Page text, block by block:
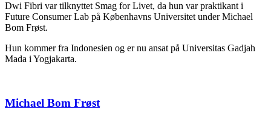
Dwi Fibri var tilknyttet Smag for Livet, da hun var praktikant i
Future Consumer Lab på Københavns Universitet under Michael
Bom Frøst.
Hun kommer fra Indonesien og er nu ansat på Universitas Gadjah
Mada i Yogjakarta.
Michael Bom Frøst